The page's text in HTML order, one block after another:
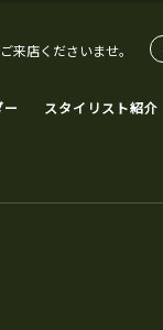
来店くださいませ。
スタイリスト紹介